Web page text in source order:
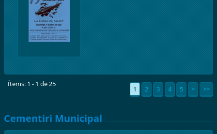
Ítems: 1 - 1 de 25
1 2 3 4 5 > >>
Cementiri Municipal